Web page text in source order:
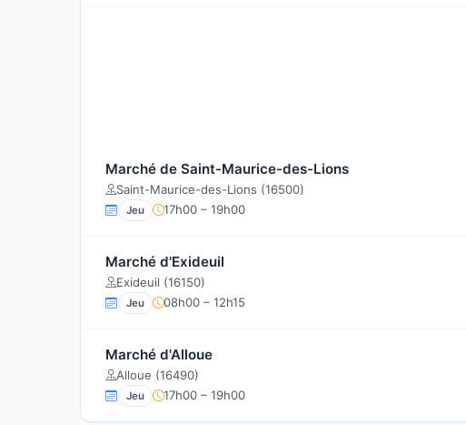
Marché de Saint-Maurice-des-Lions
Saint-Maurice-des-Lions (16500)
Jeu 17h00 – 19h00
Marché d'Exideuil
Exideuil (16150)
Jeu 08h00 – 12h15
Marché d'Alloue
Alloue (16490)
Jeu 17h00 – 19h00